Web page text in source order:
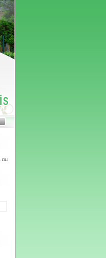
vous pourrez joindre le numéro